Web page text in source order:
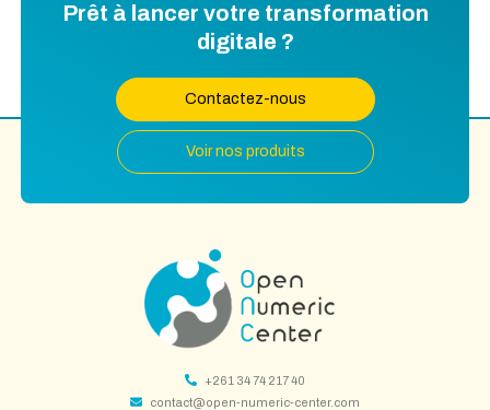
Prêt à lancer votre transformation
digitale ?
Contactez-nous
Voir nos produits
+261 34 74 217 40
contact@open-numeric-center.com